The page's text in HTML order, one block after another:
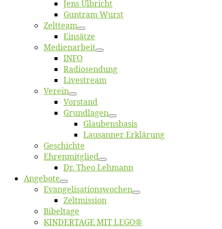
Jens Ulb­richt
Gun­tram Wurst
Zelt­team
Ein­sät­ze
Me­di­en­ar­beit
INFO
Ra­dio­sen­dung
Live­stream
Ver­ein
Vor­stand
Grund­la­gen
Glaubens­ba­sis
Lausan­ner Erklärung
Ge­schich­te
Eh­ren­mit­glied
Dr. Theo Lehmann
An­ge­bo­te
Evangelisa­tions­wo­chen
Zelt­mis­si­on
Bi­bel­ta­ge
KINDERTAGE MIT LEGO®